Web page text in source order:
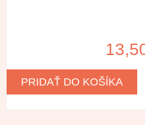
PRIDAŤ DO KOŠÍKA